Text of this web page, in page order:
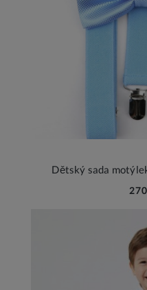
Dětský sada